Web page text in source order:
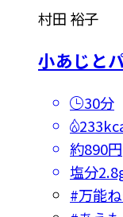
村田 裕子
小あじと
30分
約890円
塩分
#万能